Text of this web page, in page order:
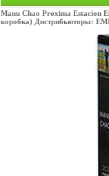
Manu Chao Proxima Estacion
коробка) Дистрибьюторы: